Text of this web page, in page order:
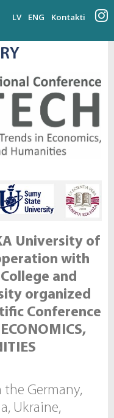
LV ENG Kontakti
University of
with
and
organized
Conference
Germany,
Ukraine,